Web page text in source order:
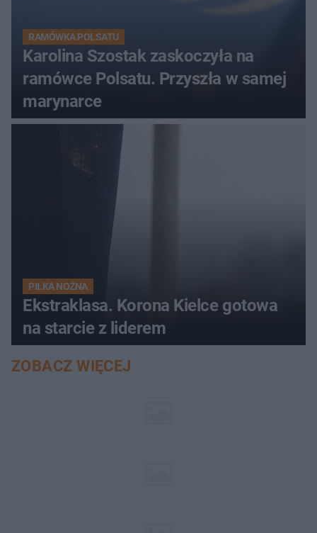
RAMÓWKA POLSATU
Karolina Szostak zaskoczyła na
ramówce Polsatu. Przyszła w samej
marynarce
PIŁKA NOŻNA
Ekstraklasa. Korona Kielce gotowa
na starcie z liderem
ZOBACZ WIĘCEJ